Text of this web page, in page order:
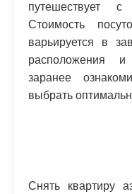
путешествует
Стоимость
варьируется в
расположения
заранее
выбрать
Снять квартиру